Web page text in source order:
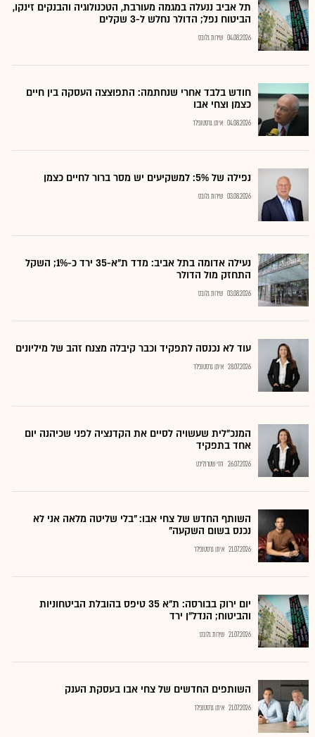
תל אביב ננעלה במגמה מעורבת, הטכנולוגיה והבנקים זינקו,
הביטוח נפל; הדולר נחלש ל-3 שקלים
04.08.2026 שירות גלובס
חודש בלבד אחרי שנחתמה: התפוצצה העסקה בין חיים
כצמן וצחי אבו
04.08.2026 איתן גרסטנפלד
נפילה של 5%: למשקיעים יש מסר ברור לחיים כצמן
03.08.2026 שירות גלובס
נעילה אדומה בתל אביב: מדד ת"א-35 ירד כ-1%; השקל
התחזק מול הדולר
03.08.2026 שירות גלובס
עוד לא נכנסה לתפקיד וכבר קיבלה מצנח זהב של מיליונים
28.07.2026 איתן גרסטנפלד
המנכ"לית שעשויה לסיים את הקדנציה לפני שכיהנה יום
אחד בתפקיד
26.07.2026 חזי שטרנליכט
השותף החדש של צחי אבו: "בלי שליטה מלאה אני לא
נכנס בשום השקעה"
21.07.2026 איתן גרסטנפלד
יום ירוק בבורסה: ת"א 35 טיפס בהובלת הביטחוניות
והביטוח; הנדל"ן ירד
21.07.2026 שירות גלובס
השותפים החדשים של צחי אבו בעסקת הענק
21.07.2026 איתן גרסטנפלד